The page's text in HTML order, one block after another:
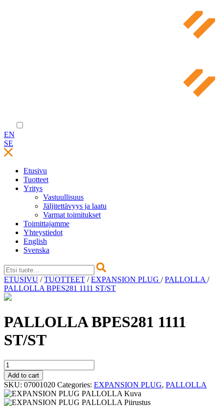
EN
SE
Etusivu
Tuotteet
Yritys
Vastuullisuus
Jäljitettävyys ja laatu
Varmat toimitukset
Toimittajamme
Yhteystiedot
English
Svenska
Skip
to
content
ETUSIVU /TUOTTEET /EXPANSION PLUG /PALLOLLA /
PALLOLLA BPES281 1111 ST/ST
PALLOLLA BPES281 1111
ST/ST
PALLOLLA
BPES281
1111
ST/ST
quantity
Add to cart
SKU: 07001020 Categories: EXPANSION PLUG, PALLOLLA